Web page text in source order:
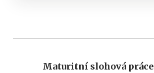
Maturitní slohová práce